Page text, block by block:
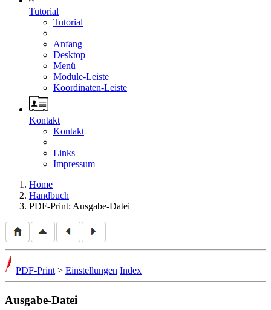
Tutorial
Tutorial
Anfang
Desktop
Menü
Module-Leiste
Koordinaten-Leiste
Kontakt
Kontakt
Links
Impressum
Home
Handbuch
PDF-Print: Ausgabe-Datei
PDF-Print > Einstellungen Index
Ausgabe-Datei